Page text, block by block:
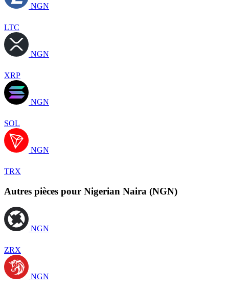
NGN
LTC
NGN
XRP
NGN
SOL
NGN
TRX
Autres pièces pour Nigerian Naira (NGN)
NGN
ZRX
NGN